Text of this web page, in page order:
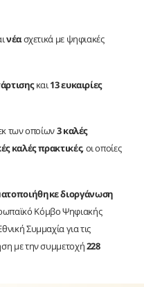
νέασχετικά με ψηφιακές
και13 ευκαιρίες
των οποίων3 καλές
καλές πρακτικές, οι οποίες
διοργάνωση
Κόμβο Ψηφιακής
Συμμαχία για τις
με την συμμετοχή228